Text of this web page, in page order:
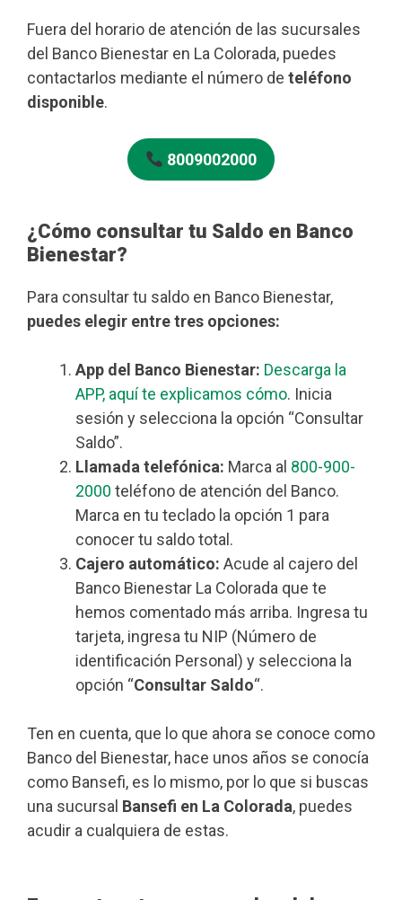
Fuera del horario de atención de las sucursales
del Banco Bienestar en La Colorada, puedes
contactarlos mediante el número de teléfono
disponible.
8009002000
¿Cómo consultar tu Saldo en Banco
Bienestar?
Para consultar tu saldo en Banco Bienestar,
puedes elegir entre tres opciones:
App del Banco Bienestar: Descarga la
APP, aquí te explicamos cómo. Inicia
sesión y selecciona la opción “Consultar
Saldo”.
Llamada telefónica: Marca al 800-900-
2000 teléfono de atención del Banco.
Marca en tu teclado la opción 1 para
conocer tu saldo total.
Cajero automático: Acude al cajero del
Banco Bienestar La Colorada que te
hemos comentado más arriba. Ingresa tu
tarjeta, ingresa tu NIP (Número de
identificación Personal) y selecciona la
opción “Consultar Saldo“.
Ten en cuenta, que lo que ahora se conoce como
Banco del Bienestar, hace unos años se conocía
como Bansefi, es lo mismo, por lo que si buscas
una sucursal Bansefi en La Colorada, puedes
acudir a cualquiera de estas.